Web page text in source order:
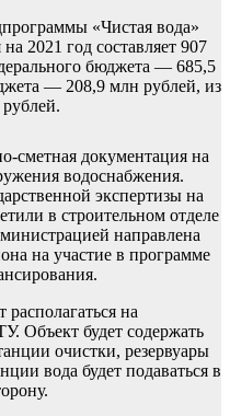
«Чистая вода»
2021 год составляет 907
бюджета — 685,5
— 208,9 млн рублей, из
сметная документация на
водоснабжения.
экспертизы на
в строительном отделе
направлена
на участие в программе
на
Объект будет содержать
очистки, резервуары
вода будет подаваться в